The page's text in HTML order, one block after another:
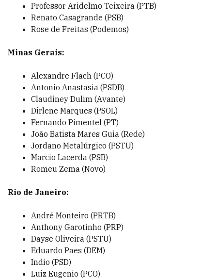
Professor Aridelmo Teixeira (PTB)
Renato Casagrande (PSB)
Rose de Freitas (Podemos)
Minas Gerais:
Alexandre Flach (PCO)
Antonio Anastasia (PSDB)
Claudiney Dulim (Avante)
Dirlene Marques (PSOL)
Fernando Pimentel (PT)
João Batista Mares Guia (Rede)
Jordano Metalúrgico (PSTU)
Marcio Lacerda (PSB)
Romeu Zema (Novo)
Rio de Janeiro:
André Monteiro (PRTB)
Anthony Garotinho (PRP)
Dayse Oliveira (PSTU)
Eduardo Paes (DEM)
Indio (PSD)
Luiz Eugenio (PCO)